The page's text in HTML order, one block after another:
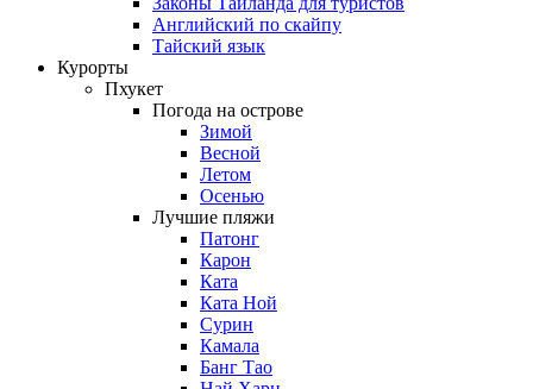
Английский по скайпу
Тайский язык
Курорты
Пхукет
Погода на острове
Зимой
Весной
Летом
Осенью
Лучшие пляжи
Патонг
Карон
Ката
Ката Ной
Сурин
Камала
Банг Тао